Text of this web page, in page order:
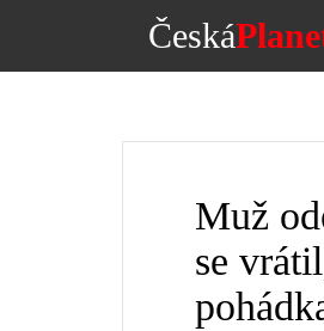
Česká
Muž
se